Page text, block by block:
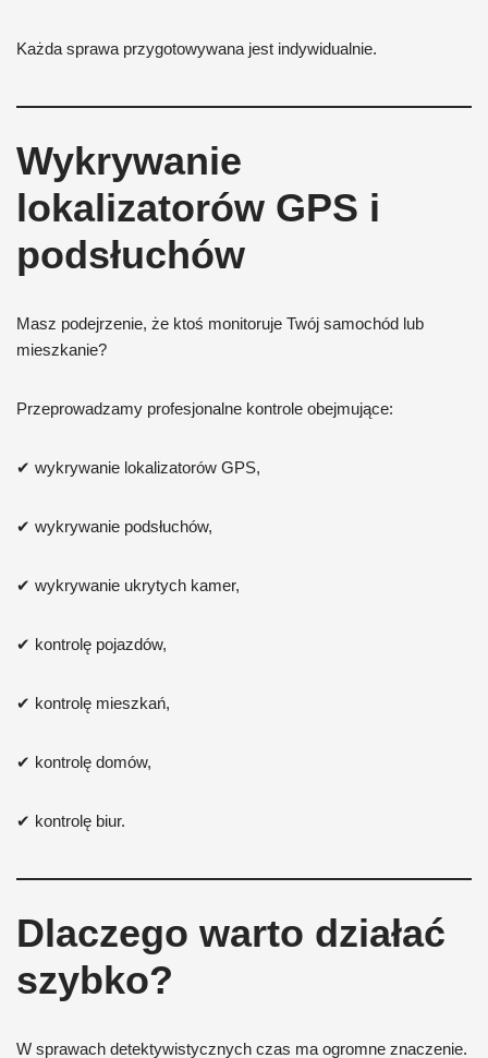
Każda sprawa przygotowywana jest indywidualnie.
Wykrywanie
lokalizatorów GPS i
podsłuchów
Masz podejrzenie, że ktoś monitoruje Twój samochód lub
mieszkanie?
Przeprowadzamy profesjonalne kontrole obejmujące:
✔ wykrywanie lokalizatorów GPS,
✔ wykrywanie podsłuchów,
✔ wykrywanie ukrytych kamer,
✔ kontrolę pojazdów,
✔ kontrolę mieszkań,
✔ kontrolę domów,
✔ kontrolę biur.
Dlaczego warto działać
szybko?
W sprawach detektywistycznych czas ma ogromne znaczenie.